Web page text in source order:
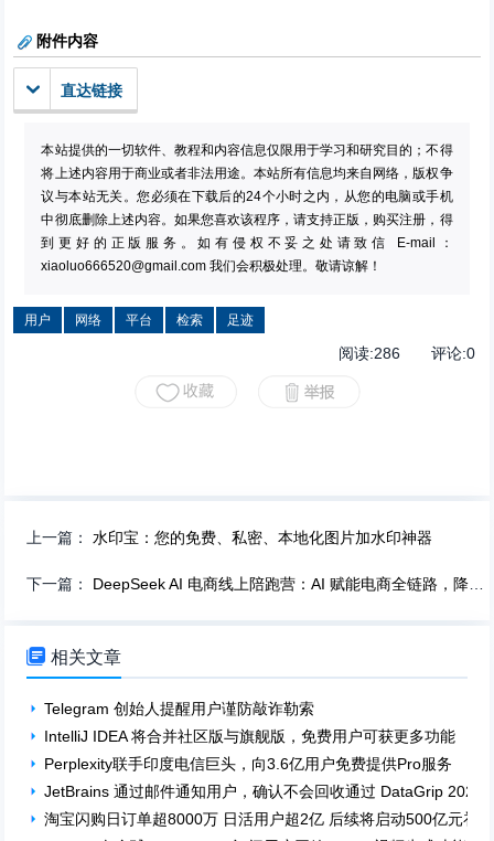
附件内容
直达链接
本站提供的一切软件、教程和内容信息仅限用于学习和研究目的；不得
将上述内容用于商业或者非法用途。本站所有信息均来自网络，版权争
议与本站无关。您必须在下载后的24个小时之内，从您的电脑或手机
中彻底删除上述内容。如果您喜欢该程序，请支持正版，购买注册，得
到更好的正版服务。如有侵权不妥之处请致信 E-mail：
xiaoluo666520@gmail.com 我们会积极处理。敬请谅解！
用户 网络 平台 检索 足迹
阅读:286评论:0
上一篇：水印宝：您的免费、私密、本地化图片加水印神器
下一篇： DeepSeek AI 电商线上陪跑营：AI 赋能电商全链路，降本提效新选择！
 相关文章
Telegram 创始人提醒用户谨防敲诈勒索
IntelliJ IDEA 将合并社区版与旗舰版，免费用户可获更多功能
Perplexity联手印度电信巨头，向3.6亿用户免费提供Pro服务
JetBrains 通过邮件通知用户，确认不会回收通过 DataGrip 2025
淘宝闪购日订单超8000万 日活用户超2亿 后续将启动500亿元补